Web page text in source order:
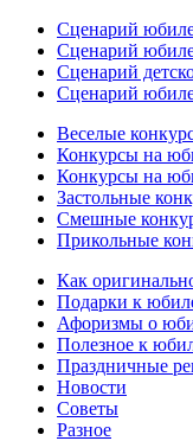
Сценарий
Сценарий
Сценарий
Сценарий
Веселые
Конкурсы на
Конкурсы на
Застольные
Смешные
Прикольные
Как
Подарки к
Афоризмы о
Полезное к
Праздничные
Новости
Советы
Разное